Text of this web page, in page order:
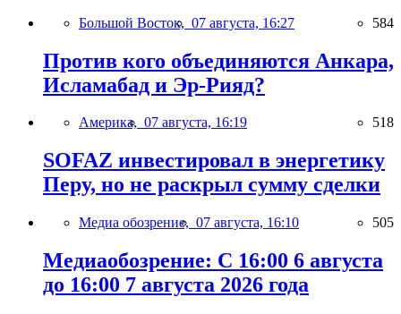
Большой Восток, 07 августа, 16:27 584
Против кого объединяются Анкара,
Исламабад и Эр-Рияд?
Америка, 07 августа, 16:19 518
SOFAZ инвестировал в энергетику
Перу, но не раскрыл сумму сделки
Медиа обозрение, 07 августа, 16:10 505
Медиаобозрение: С 16:00 6 августа
до 16:00 7 августа 2026 года